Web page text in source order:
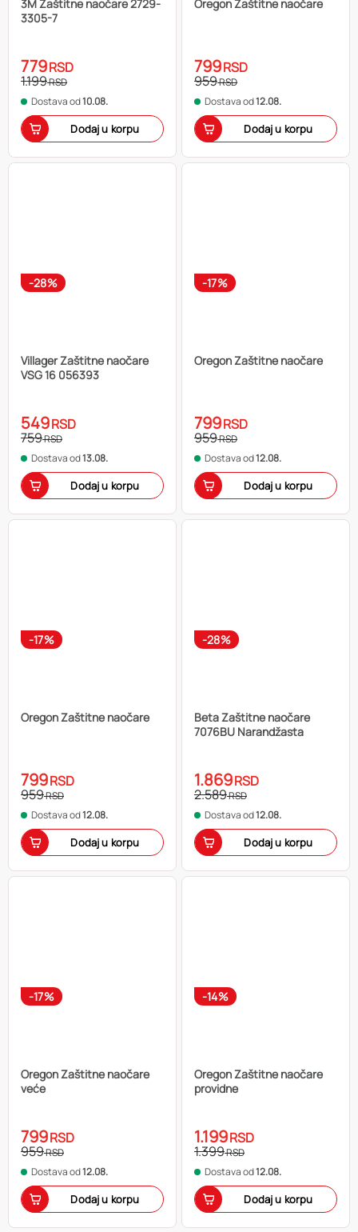
3M Zaštitne naočare 2729-
3305-7
779RSD
1.199RSD
Dostava od10.08.
Dodaj u korpu
Oregon Zaštitne naočare
799RSD
959RSD
Dostava od12.08.
Dodaj u korpu
-28%
Villager Zaštitne naočare
VSG 16 056393
549RSD
759RSD
Dostava od13.08.
Dodaj u korpu
-17%
Oregon Zaštitne naočare
799RSD
959RSD
Dostava od12.08.
Dodaj u korpu
-17%
Oregon Zaštitne naočare
799RSD
959RSD
Dostava od12.08.
Dodaj u korpu
-28%
Beta Zaštitne naočare
7076BU Narandžasta
1.869RSD
2.589RSD
Dostava od12.08.
Dodaj u korpu
-17%
Oregon Zaštitne naočare
veće
799RSD
959RSD
Dostava od12.08.
Dodaj u korpu
-14%
Oregon Zaštitne naočare
providne
1.199RSD
1.399RSD
Dostava od12.08.
Dodaj u korpu